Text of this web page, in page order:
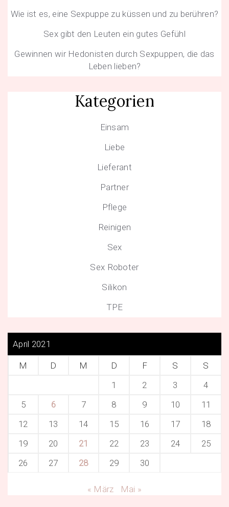
Wie ist es, eine Sexpuppe zu küssen und zu berühren?
Sex gibt den Leuten ein gutes Gefühl
Gewinnen wir Hedonisten durch Sexpuppen, die das
Leben lieben?
Kategorien
Einsam
Liebe
Lieferant
Partner
Pflege
Reinigen
Sex
Sex Roboter
Silikon
TPE
April 2021
M D M D F S
S
1
2 3
4
5
6 7 8 9 10
11
12
13 14 15 16 17
18
19
20 21 22 23 24
25
26
27 28 29 30
« März Mai »